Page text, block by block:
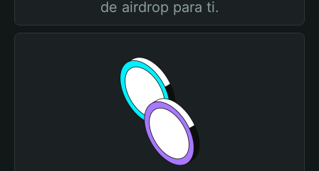
de airdrop para ti.